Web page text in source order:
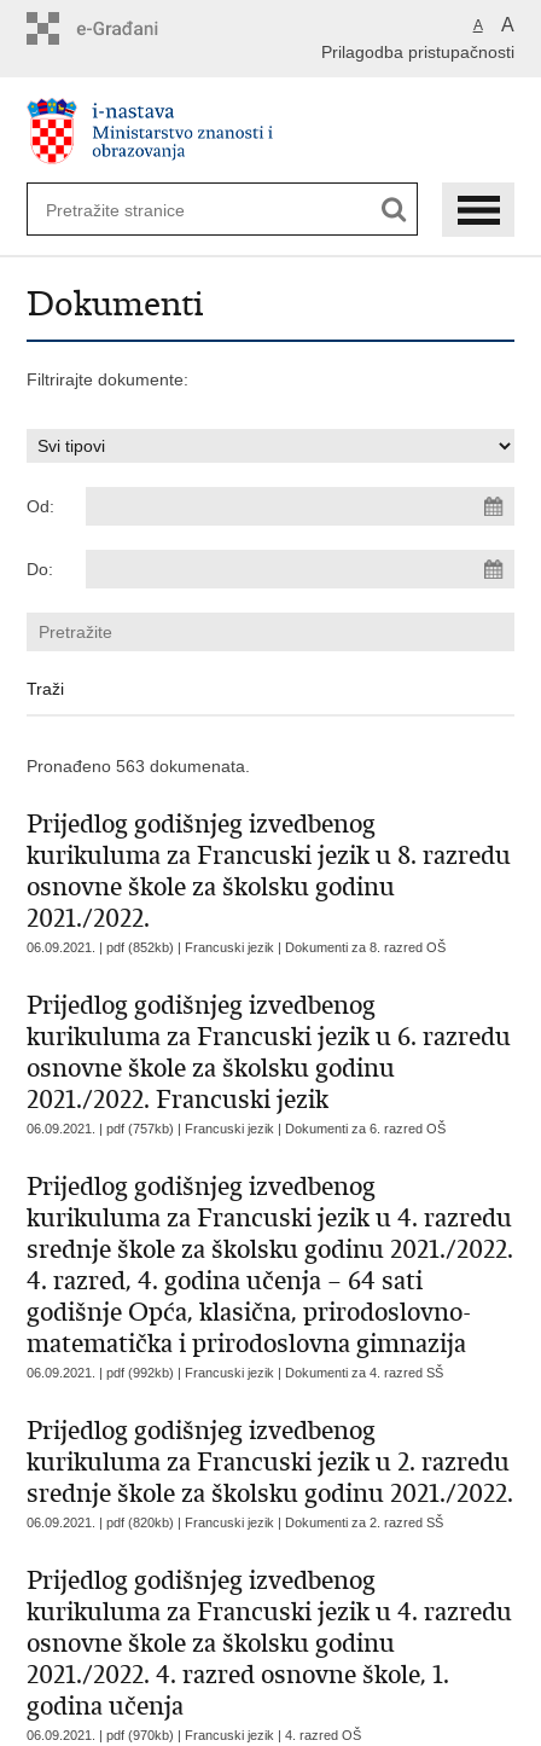
A A
Prilagodba pristupačnosti
Dokumenti
Filtrirajte dokumente:
Od:
Do:
Pronađeno 563 dokumenata.
Prijedlog godišnjeg izvedbenog
kurikuluma za Francuski jezik u 8. razredu
osnovne škole za školsku godinu
2021./2022.
06.09.2021. | pdf (852kb) | Francuski jezik | Dokumenti za 8. razred OŠ
Prijedlog godišnjeg izvedbenog
kurikuluma za Francuski jezik u 6. razredu
osnovne škole za školsku godinu
2021./2022. Francuski jezik
06.09.2021. | pdf (757kb) | Francuski jezik | Dokumenti za 6. razred OŠ
Prijedlog godišnjeg izvedbenog
kurikuluma za Francuski jezik u 4. razredu
srednje škole za školsku godinu 2021./2022.
4. razred, 4. godina učenja – 64 sati
godišnje Opća, klasična, prirodoslovno-
matematička i prirodoslovna gimnazija
06.09.2021. | pdf (992kb) | Francuski jezik | Dokumenti za 4. razred SŠ
Prijedlog godišnjeg izvedbenog
kurikuluma za Francuski jezik u 2. razredu
srednje škole za školsku godinu 2021./2022.
06.09.2021. | pdf (820kb) | Francuski jezik | Dokumenti za 2. razred SŠ
Prijedlog godišnjeg izvedbenog
kurikuluma za Francuski jezik u 4. razredu
osnovne škole za školsku godinu
2021./2022. 4. razred osnovne škole, 1.
godina učenja
06.09.2021. | pdf (970kb) | Francuski jezik |4. razred OŠ